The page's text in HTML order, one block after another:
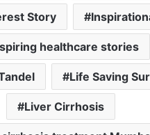
Story
healthcare stories
Life Saving
Liver Cirrhosis